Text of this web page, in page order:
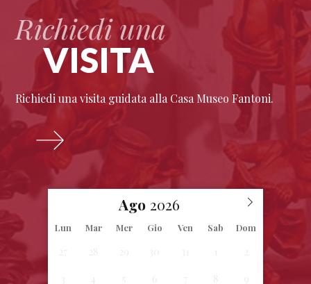
Richiedi una
VISITA
Richiedi una visita guidata alla Casa Museo Fantoni.
Ago
Lun Mar Mer Gio Ven Sab Dom